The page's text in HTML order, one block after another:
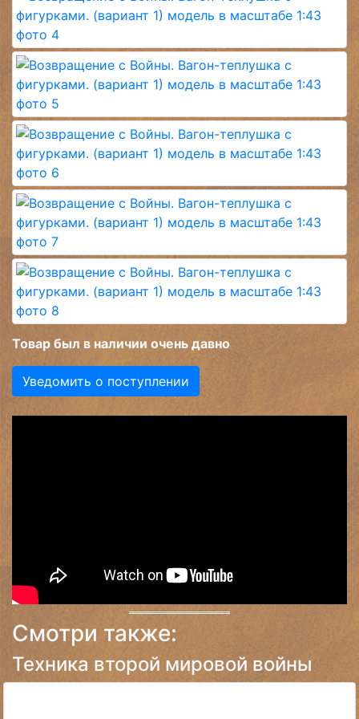
Товар был в наличии очень давно
Уведомить о поступлении
Смотри также:
Техника второй мировой войны